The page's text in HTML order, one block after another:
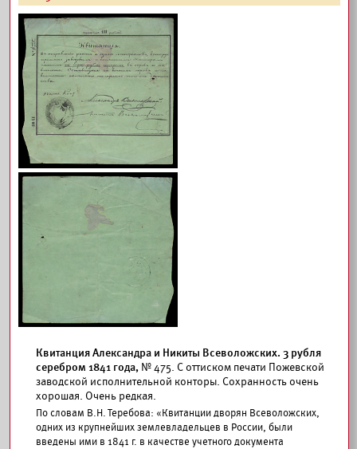
Квитанция Александра и Никиты Всеволожских. 3 рубля
серебром 1841 года, № 475. С оттиском печати Пожевской
заводской исполнительной конторы. Сохранность очень
хорошая. Очень редкая.
По словам В.Н. Теребова: «Квитанции дворян Всеволожских,
одних из крупнейших землевладельцев в России, были
введены ими в 1841 г. в качестве учетного документа